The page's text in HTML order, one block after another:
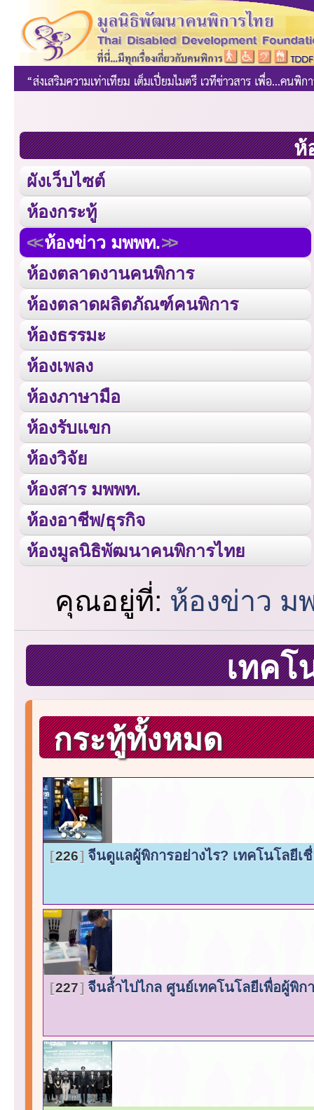
ห้
ผังเว็บไซต์
ห้องกระทู้
ห้องข่าว มพพท.
ห้องตลาดงานคนพิการ
ห้องตลาดผลิตภัณฑ์คนพิการ
ห้องธรรมะ
ห้องเพลง
ห้องภาษามือ
ห้องรับแขก
ห้องวิจัย
ห้องสาร มพพท.
ห้องอาชีพ/ธุรกิจ
ห้องมูลนิธิพัฒนาคนพิการไทย
คุณอยู่ที่: ห้องข่าว
เทค
กระทู้ทั้งหมด
226 จีนดูแลผู้พิการอย่างไร? เทคโนโลยีเ
227 จีนล้ำไปไกล ศูนย์เทคโนโลยีเพื่อผู้พิก